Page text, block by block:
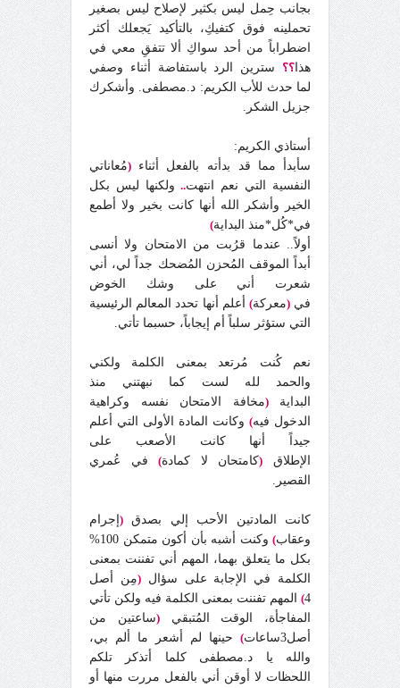
بجانب حِمل ليس بكثير لإصلاح ليس بصغير
تحملينه فوق كتفيكِ، بالتأكيد يَجعلك أكثر
اضطراباً من أحد سواكِ ألا تتفقِ معي في
هذا ؟؟ سترين الرد باستفاضة أثناء وصفي
لما حدث للأب الكريم: د.مصطفى. وأشكرك
جزيل الشكر.
أستاذي الكريم:
سأبدأ مما قد بدأته بالفعل أثناء (مُعاناتي
النفسية التي نعم انتهت.. ولكنها ليس بكل
الخير وأشكر الله أنها كانت بخير ولا أطمع
في*كُل*منذ البداية)
أولاً.. عندما قرُبت من الامتحان ولا أنسى
أبداً الموقف المُحزن المُضحك جداً لي، أني
شعرت أني على وشك الخوض
في(معركة) أعلم أنها تحدد المعالم الرئيسية
التي ستؤثر سلباً أم إيجاباً، حسبما تأتي.
نعم كُنت مُرتعد بمعنى الكلمة ولكني
والحمد لله لست كما نبهتني منذ
البداية(مخافة الامتحان نفسه وكراهية
الدخول فيه) وكانت المادة الأولى التي أعلم
جيداً أنها كانت الأصعب على
الإطلاق (كامتحان لا كمادة)في عُمري
القصير.
كانت المادتين الأحب إلي بصدق ( إجرام
وعقاب)
وكنت أشبه بأن أكون متمكن 100%
بكل ما يتعلق بهما، المهم أني تفننت بمعنى
الكلمة في الإجابة على سؤال(مِن أصل
4
) المهم تفننت بمعنى الكلمة فيه ولكن تأتي
المفاجأة، الوقت المُتبقي(ساعتين من
أصل3ساعات
) حينها لم أشعر ما ألم بي،
والله يا د.مصطفى كلما أتذكر تلكم
اللحظات لا أوقن أني بالفعل مررت منها أو